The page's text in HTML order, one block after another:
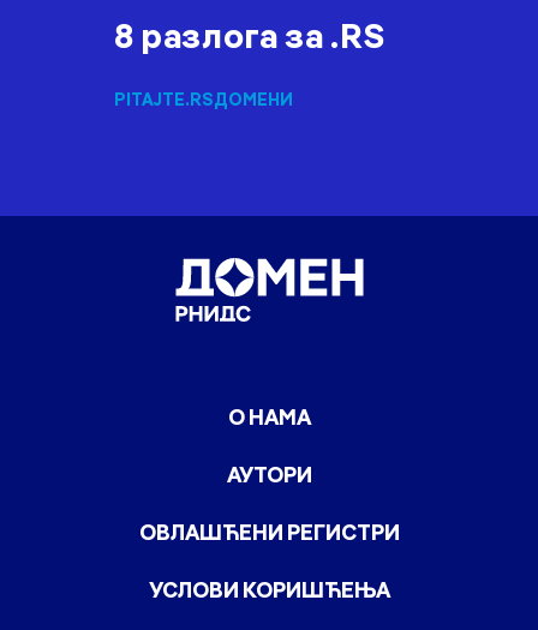
8 разлога за .RS
PITAJTE.RSДОМЕНИ
О НАМА
АУТОРИ
ОВЛАШЋЕНИ РЕГИСТРИ
УСЛОВИ КОРИШЋЕЊА